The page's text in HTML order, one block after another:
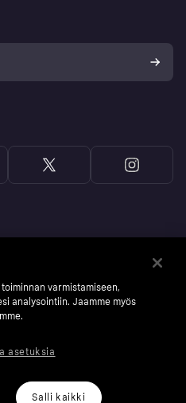
varmistamiseen,
analysointiin. Jaamme myös
Salli kaikki
asetuksia